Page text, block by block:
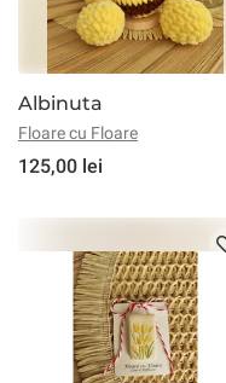
Albinuta
Floare cu Floare
125,00 lei